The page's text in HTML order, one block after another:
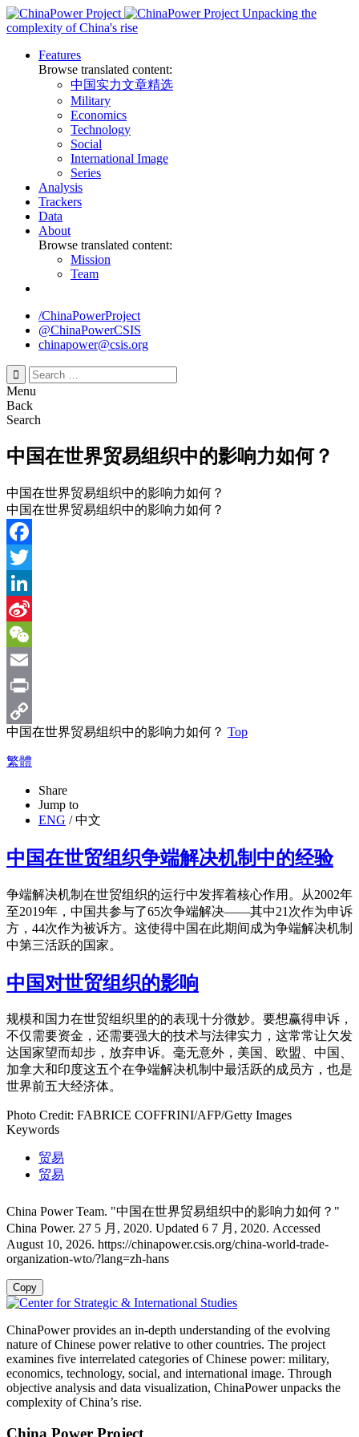
Skip
to
Unpacking the
complexity of China's rise
Features
Browse translated content:
中国实力文章精选
Military
Economics
Technology
Social
International Image
Series
Analysis
Trackers
Data
About
Browse translated content:
Mission
Team
/ChinaPowerProject
@ChinaPowerCSIS
chinapower@csis.org
搜
索：
Menu
Back
Search
中国在世界贸易组织中的影响力如何？
中国在世界贸易组织中的影响力如何？
中国在世界贸易组织中的影响力如何？
Facebook
Twitter
LinkedIn
Sina
Weibo
WeChat
Email
Print
Copy
Link
中国在世界贸易组织中的影响力如何？ Top
繁體
Share
Jump to
ENG /中文
中国在世贸组织争端解决机制中的经验
争端解决机制在世贸组织的运行中发挥着核心作用。从2002年
至2019年，中国共参与了65次争端解决——其中21次作为申诉
方，44次作为被诉方。这使得中国在此期间成为争端解决机制
中第三活跃的国家。
中国对世贸组织的影响
规模和国力在世贸组织里的的表现十分微妙。要想赢得申诉，
不仅需要资金，还需要强大的技术与法律实力，这常常让欠发
达国家望而却步，放弃申诉。毫无意外，美国、欧盟、中国、
加拿大和印度这五个在争端解决机制中最活跃的成员方，也是
世界前五大经济体。
Photo Credit: FABRICE COFFRINI/AFP/Getty Images
Keywords
贸易
贸易
China Power Team. "中国在世界贸易组织中的影响力如何？"
China Power. 27 5 月, 2020. Updated 6 7 月, 2020. Accessed
August 10, 2026. https://chinapower.csis.org/china-world-trade-
organization-wto/?lang=zh-hans
Copy
ChinaPower provides an in-depth understanding of the evolving
nature of Chinese power relative to other countries. The project
examines five interrelated categories of Chinese power: military,
economics, technology, social, and international image. Through
objective analysis and data visualization, ChinaPower unpacks the
complexity of China’s rise.
China Power Project